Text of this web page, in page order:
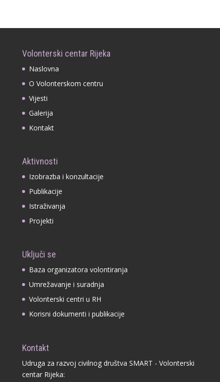
Volonterski centar Rijeka
Naslovna
O Volonterskom centru
Vijesti
Galerija
Kontakt
Aktivnosti
Izobrazba i konzultacije
Publikacije
Istraživanja
Projekti
Uključi se
Baza organizatora volontiranja
Umrežavanje i suradnja
Volonterski centri u RH
Korisni dokumenti i publikacije
Kontakt
Udruga za razvoj civilnog društva SMART - Volonterski
centar Rijeka: